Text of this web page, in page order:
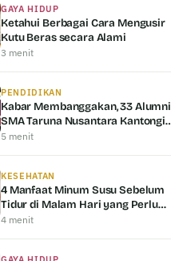
GAYA HIDUP
Ketahui Berbagai Cara Mengusir
Kutu Beras secara Alami
3 menit
PENDIDIKAN
Kabar Membanggakan, 33 Alumni
SMA Taruna Nusantara Kantongi
Beasiswa Universitas Pertamina
5 menit
KESEHATAN
4 Manfaat Minum Susu Sebelum
Tidur di Malam Hari yang Perlu
Anda Ketahui
4 menit